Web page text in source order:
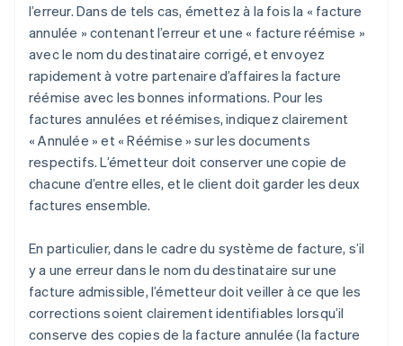
l’erreur. Dans de tels cas, émettez à la fois la « facture
annulée » contenant l’erreur et une « facture réémise »
avec le nom du destinataire corrigé, et envoyez
rapidement à votre partenaire d’affaires la facture
réémise avec les bonnes informations. Pour les
factures annulées et réémises, indiquez clairement
« Annulée » et « Réémise » sur les documents
respectifs. L’émetteur doit conserver une copie de
chacune d’entre elles, et le client doit garder les deux
factures ensemble.
En particulier, dans le cadre du système de facture, s’il
y a une erreur dans le nom du destinataire sur une
facture admissible, l’émetteur doit veiller à ce que les
corrections soient clairement identifiables lorsqu’il
conserve des copies de la facture annulée (la facture